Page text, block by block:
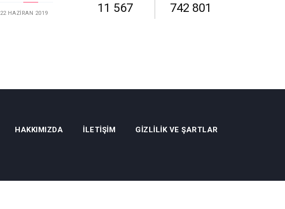
22 HAZIRAN 2019 11 567 742 801
HAKKIMIZDA İLETIŞIM GIZLILIK VE ŞARTLAR